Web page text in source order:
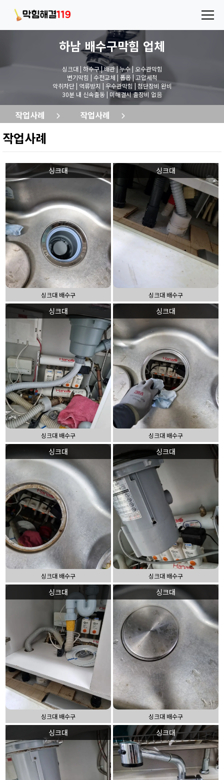
하남 배수구막힘 업체
싱크대 | 하수구 | 배관 | 누수 | 오수관막힘
변기막힘 | 수전교체 | 폽옵 | 고압세척
악취차단 | 역류방지 | 우수관막힘 | 첨단장비 완비
30분 내 신속출동 | 미해결시 출장비 없음
작업사례 작업사례
작업사례
싱크대
싱크대 배수구
싱크대
싱크대 배수구
싱크대
싱크대 배수구
싱크대
싱크대 배수구
싱크대
싱크대 배수구
싱크대
싱크대 배수구
싱크대
싱크대 배수구
싱크대
싱크대 배수구
싱크대 싱크대